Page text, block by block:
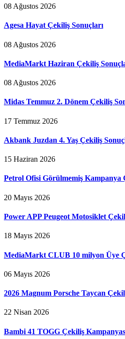
08 Ağustos 2026
Agesa Hayat Çekiliş Sonuçları
08 Ağustos 2026
MediaMarkt Haziran Çekiliş
08 Ağustos 2026
Midas Temmuz 2. Dönem Çekiliş
17 Temmuz 2026
Akbank Juzdan 4. Yaş Çekiliş
15 Haziran 2026
Petrol Ofisi Görülmemiş Kampanya
20 Mayıs 2026
Power APP Peugeot Motosiklet
18 Mayıs 2026
MediaMarkt CLUB 10 milyon Üye
06 Mayıs 2026
2026 Magnum Porsche Taycan
22 Nisan 2026
Bambi 41 TOGG Çekiliş